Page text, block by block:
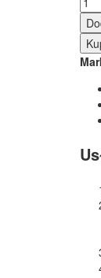
-
2010